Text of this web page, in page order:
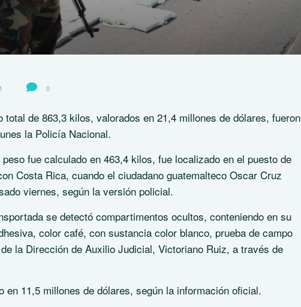
0
de 863,3 kilos, valorados en 21,4 millones de dólares, fueron
la Policía Nacional.
fue calculado en 463,4 kilos, fue localizado en el puesto de
Costa Rica, cuando el ciudadano guatemalteco Oscar Cruz
viernes, según la versión policial.
se detectó compartimentos ocultos, conteniendo en su
color café, con sustancia color blanco, prueba de campo
la Dirección de Auxilio Judicial, Victoriano Ruiz, a través de
en 11,5 millones de dólares, según la información oficial.